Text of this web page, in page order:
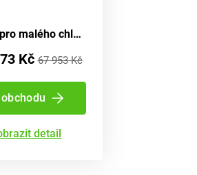
Tričko pro malého chlapce s krátkým rukávem od značky Minoti, model Really 7, ve stříbrné barvě - velikost 80/86 | 12-18 měsíců
Kč 67 953 Kč
detail